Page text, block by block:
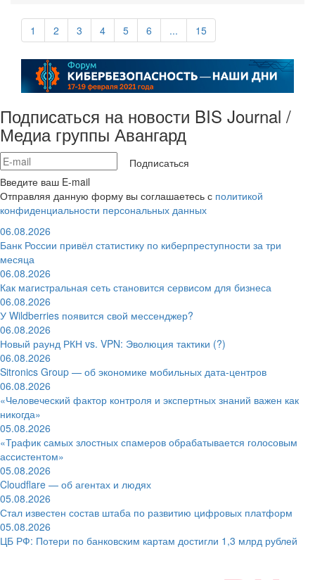
1 2 3 4 5 6 ... 15
Подписаться на новости BIS Journal /
Медиа группы Авангард
Подписаться
Введите ваш E-mail
Отправляя данную форму вы соглашаетесь с политикой
конфиденциальности персональных данных
06.08.2026
Банк России привёл статистику по киберпреступности за три
месяца
06.08.2026
Как магистральная сеть становится сервисом для бизнеса
06.08.2026
У Wildberries появится свой мессенджер?
06.08.2026
Новый раунд РКН vs. VPN: Эволюция тактики (?)
06.08.2026
Sitronics Group — об экономике мобильных дата-центров
06.08.2026
«Человеческий фактор контроля и экспертных знаний важен как
никогда»
05.08.2026
«Трафик самых злостных спамеров обрабатывается голосовым
ассистентом»
05.08.2026
Cloudflare — об агентах и людях
05.08.2026
Стал известен состав штаба по развитию цифровых платформ
05.08.2026
ЦБ РФ: Потери по банковским картам достигли 1,3 млрд рублей